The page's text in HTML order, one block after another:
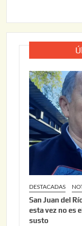
DESTACADAS
San Juan del
esta vez no es
susto